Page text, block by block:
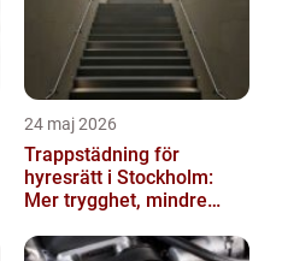
24 maj 2026
Trappstädning för
hyresrätt i Stockholm:
Mer trygghet, mindre